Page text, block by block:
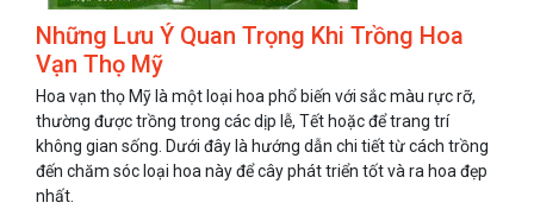
Những Lưu Ý Quan Trọng Khi Trồng Hoa
Vạn Thọ Mỹ
Hoa vạn thọ Mỹ là một loại hoa phổ biến với sắc màu rực rỡ,
thường được trồng trong các dịp lễ, Tết hoặc để trang trí
không gian sống. Dưới đây là hướng dẫn chi tiết từ cách trồng
đến chăm sóc loại hoa này để cây phát triển tốt và ra hoa đẹp
nhất.